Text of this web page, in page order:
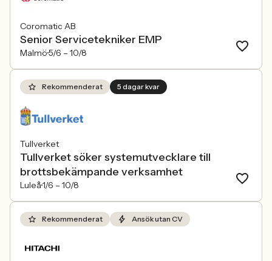
Coromatic AB
Senior Servicetekniker EMP
Malmö5/6 – 10/8
Rekommenderat 5 dagar kvar
Tullverket
Tullverket söker systemutvecklare till
brottsbekämpande verksamhet
Luleå1/6 – 10/8
Rekommenderat Ansök utan CV